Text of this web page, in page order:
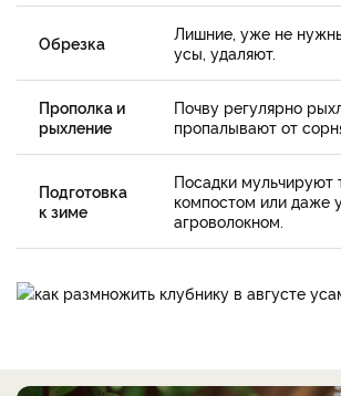
Обрезка
Лишние, уже не
усы, удаляют.
Прополка и
рыхление
Почву регулярно
пропалывают от
Подготовка
к зиме
Посадки мульчируют
компостом или даже
агроволокном.